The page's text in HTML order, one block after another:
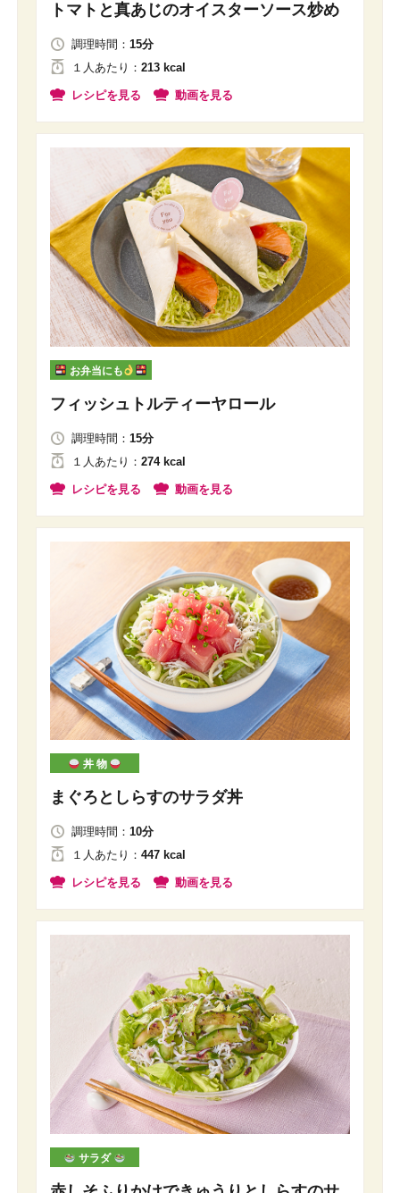
トマトと真あじのオイスターソース炒め
調理時間： 15分
１人あたり ： 213 kcal
レシピを見る 動画を見る
お弁当にも
フィッシュトルティーヤロール
調理時間： 15分
１人 あたり ： 274 kcal
レシピを見る 動画を見る
丼 物
まぐろとしらすのサラダ丼
調理時間： 10分
１人あたり ： 447 kcal
レシピを見る 動画を見る
サラダ